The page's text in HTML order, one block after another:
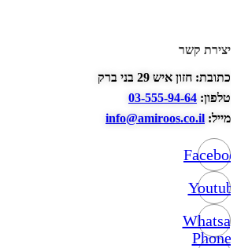
יצירת קשר
כתובת: חזון איש 29 בני ברק
טלפון: 03-555-94-64
מייל: info@amiroos.co.il
Phone-